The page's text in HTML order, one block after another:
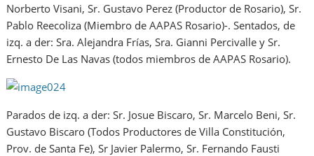
Norberto Visani, Sr. Gustavo Perez (Productor de Rosario), Sr.
Pablo Reecoliza (Miembro de AAPAS Rosario)-. Sentados, de
izq. a der: Sra. Alejandra Frías, Sra. Gianni Percivalle y Sr.
Ernesto De Las Navas (todos miembros de AAPAS Rosario).
Parados de izq. a der: Sr. Josue Biscaro, Sr. Marcelo Beni, Sr.
Gustavo Biscaro (Todos Productores de Villa Constitución,
Prov. de Santa Fe), Sr Javier Palermo, Sr. Fernando Fausti